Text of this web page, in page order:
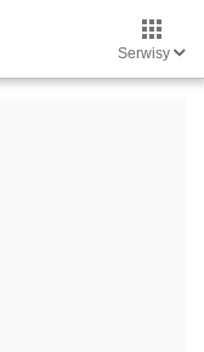
Serwisy